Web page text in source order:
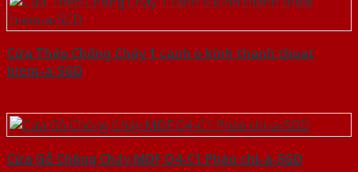
Cửa Thép Chống Cháy 1 canh o kinh thanh thoat
hiem-a-SGD
Cửa Gỗ Chống Cháy MDF O4-C1 Phào chi-a-SGD